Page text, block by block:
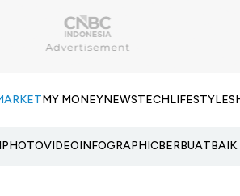
MY MONEYNEWSTECHLIFESTYLE
PHOTOVIDEOINFOGRAPHIC